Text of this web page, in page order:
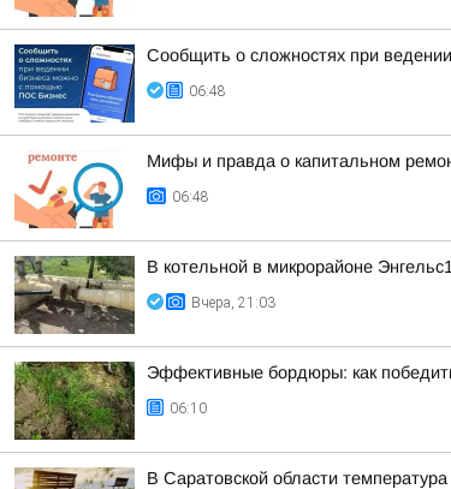
Сообщить о сложностях при
06:48
Мифы и правда о капитальном
06:48
В котельной в микрорайоне
Вчера, 21:03
Эффективные бордюры: как
06:10
В Саратовской области